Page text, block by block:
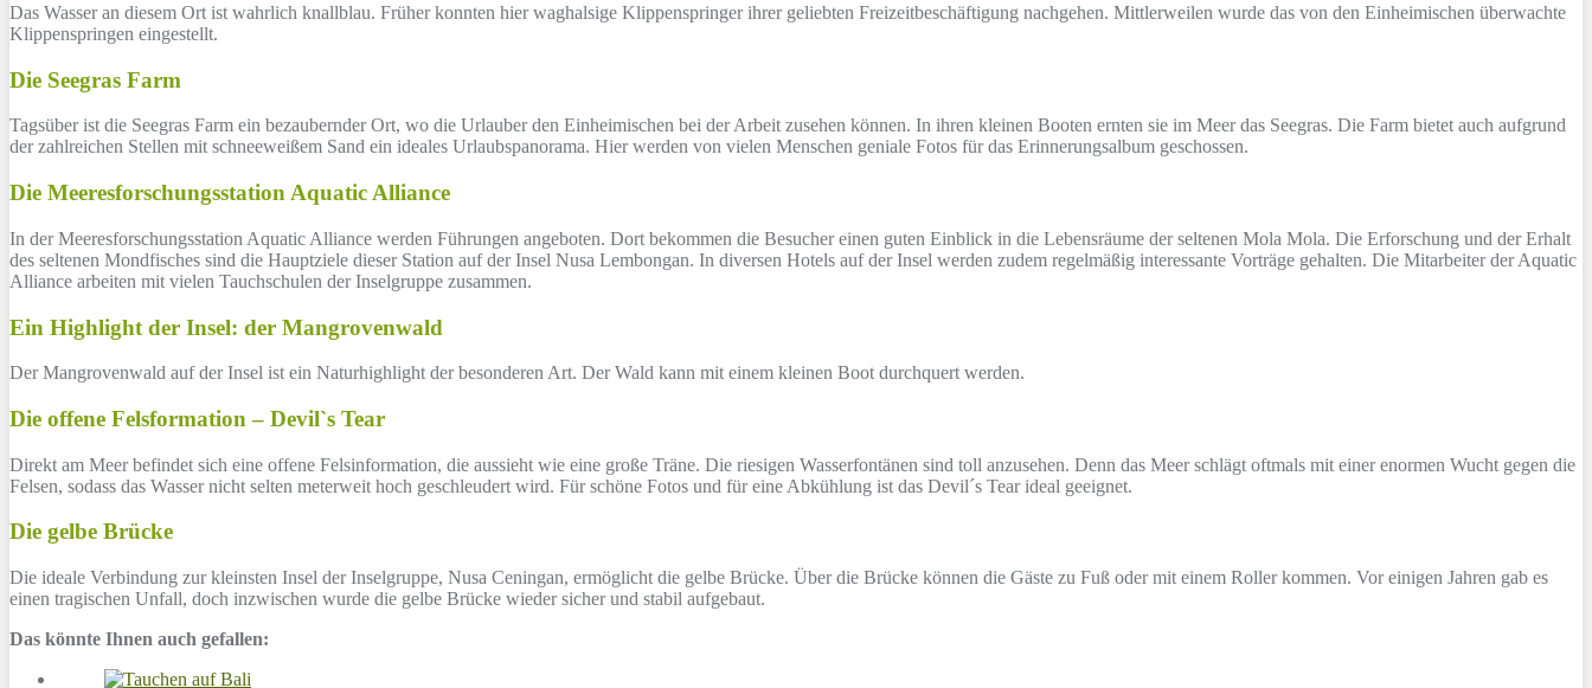
Das Wasser an diesem Ort ist wahrlich knallblau. Früher konnten hier waghalsige Klippenspringer ihrer geliebten Freizeitbeschäftigung nachgehen. Mittlerweilen wurde das von den Einheimischen überwachte
Klippenspringen eingestellt.
Die Seegras Farm
Tagsüber ist die Seegras Farm ein bezaubernder Ort, wo die Urlauber den Einheimischen bei der Arbeit zusehen können. In ihren kleinen Booten ernten sie im Meer das Seegras. Die Farm bietet auch aufgrund
der zahlreichen Stellen mit schneeweißem Sand ein ideales Urlaubspanorama. Hier werden von vielen Menschen geniale Fotos für das Erinnerungsalbum geschossen.
Die Meeresforschungsstation Aquatic Alliance
In der Meeresforschungsstation Aquatic Alliance werden Führungen angeboten. Dort bekommen die Besucher einen guten Einblick in die Lebensräume der seltenen Mola Mola. Die Erforschung und der Erhalt
des seltenen Mondfisches sind die Hauptziele dieser Station auf der Insel Nusa Lembongan. In diversen Hotels auf der Insel werden zudem regelmäßig interessante Vorträge gehalten. Die Mitarbeiter der Aquatic
Alliance arbeiten mit vielen Tauchschulen der Inselgruppe zusammen.
Ein Highlight der Insel: der Mangrovenwald
Der Mangrovenwald auf der Insel ist ein Naturhighlight der besonderen Art. Der Wald kann mit einem kleinen Boot durchquert werden.
Die offene Felsformation – Devil`s Tear
Direkt am Meer befindet sich eine offene Felsinformation, die aussieht wie eine große Träne. Die riesigen Wasserfontänen sind toll anzusehen. Denn das Meer schlägt oftmals mit einer enormen Wucht gegen die
Felsen, sodass das Wasser nicht selten meterweit hoch geschleudert wird. Für schöne Fotos und für eine Abkühlung ist das Devil´s Tear ideal geeignet.
Die gelbe Brücke
Die ideale Verbindung zur kleinsten Insel der Inselgruppe, Nusa Ceningan, ermöglicht die gelbe Brücke. Über die Brücke können die Gäste zu Fuß oder mit einem Roller kommen. Vor einigen Jahren gab es
einen tragischen Unfall, doch inzwischen wurde die gelbe Brücke wieder sicher und stabil aufgebaut.
Das könnte Ihnen auch gefallen: